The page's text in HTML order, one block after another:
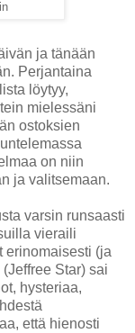
ja tänään
Perjantaina
löytyy,
mielessäni
ostoksien
on niin
ja valitsemaan.
varsin runsaasti
vieraili
erinomaisesti (ja
Star) sai
hysteriaa,
että hienosti